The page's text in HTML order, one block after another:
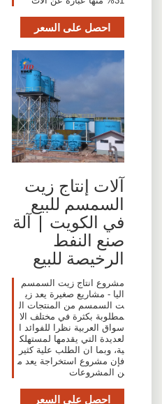
احصل على السعر
آلات إنتاج زيت
السمسم للبيع
في الكويت | آلة
صنع النفط
الرخيصة للبيع
مشروع انتاج زيت السمسم
اليا - مشاريع صغيرة يعد زي
ت السمسم من المنتجات ال
مطلوبة بكثرة في مختلف الا
سواق العربية نظرا للفوائد ا
لعديدة التي يقدمها لمستهلك
ية، وبما ان الطلب علية كثير
فإن مشروع استخراجة يعد م
ن المشروعات
احصل على السعر